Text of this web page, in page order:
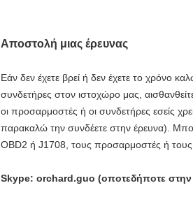
Αποστολή μιας έρευνας
Εάν δεν έχετε βρεί ή δεν έχετε το χρόνο
συνδετήρες στον ιστοχώρο μας,
οι προσαρμοστές ή οι συνδετήρες εσείς
παρακαλώ την συνδέετε στην έρευνα).
OBD2 ή J1708, τους προσαρμοστές ή τους
Skype: orchard.guo (οποτεδήποτε